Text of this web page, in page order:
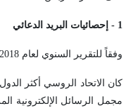
1 - إحصائيات البريد الدعائي
وفقاً للتقرير السنوي لعام 2018 الصادر عن شركة سيمانتك Symantec:
مجمل الرسائل الإلكترونية